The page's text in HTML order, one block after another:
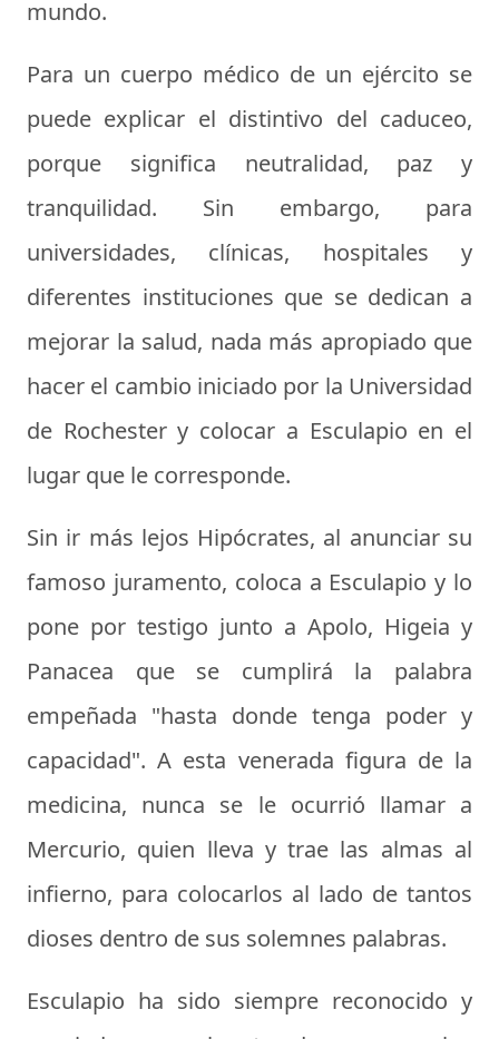
mundo.
Para un cuerpo médico de un ejército se
puede explicar el distintivo del caduceo,
porque significa neutralidad, paz y
tranquilidad. Sin embargo, para
universidades, clínicas, hospitales y
diferentes instituciones que se dedican a
mejorar la salud, nada más apropiado que
hacer el cambio iniciado por la Universidad
de Rochester y colocar a Esculapio en el
lugar que le corresponde.
Sin ir más lejos Hipócrates, al anunciar su
famoso juramento, coloca a Esculapio y lo
pone por testigo junto a Apolo, Higeia y
Panacea que se cumplirá la palabra
empeñada "hasta donde tenga poder y
capacidad". A esta venerada figura de la
medicina, nunca se le ocurrió llamar a
Mercurio, quien lleva y trae las almas al
infierno, para colocarlos al lado de tantos
dioses dentro de sus solemnes palabras.
Esculapio ha sido siempre reconocido y